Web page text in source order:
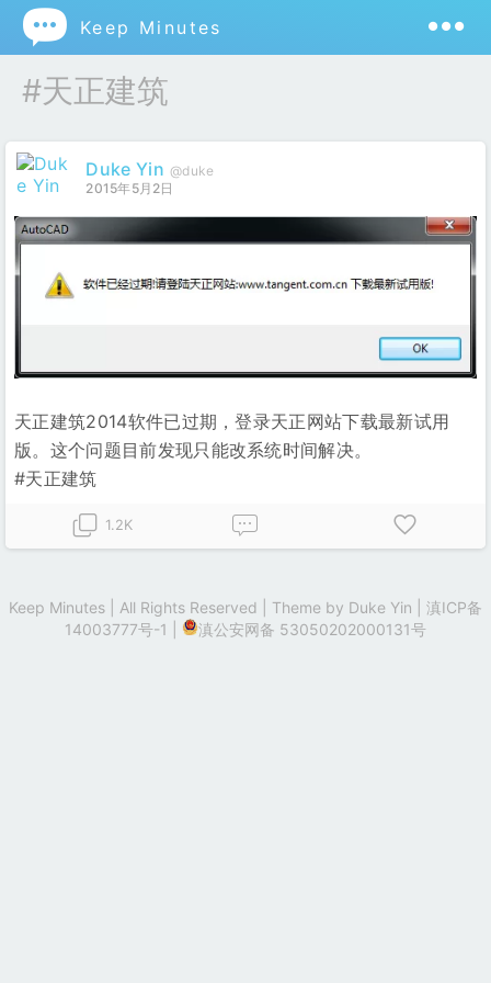
 Keep Minutes
#天正建筑
Duke Yin @duke
2015年5月2日
天正建筑2014软件已过期，登录天正网站下载最新试用
版。这个问题目前发现只能改系统时间解决。
#天正建筑
1.2K
Keep Minutes | All Rights Reserved | Theme by Duke Yin
滇ICP备
14003777号-1
滇公安网备 53050202000131号